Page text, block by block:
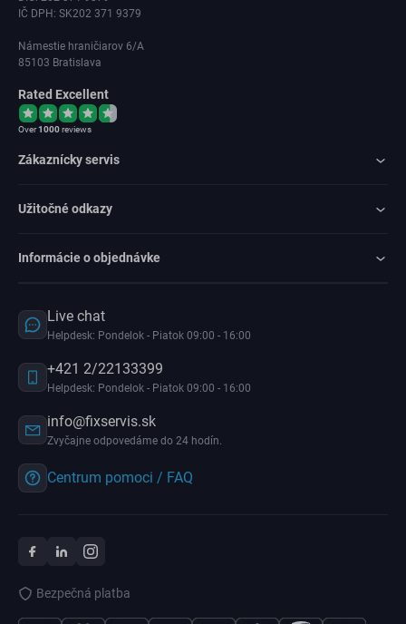
IČ DPH: SK202 371 9379
Námestie hraničiarov 6/A
85103 Bratislava
Rated Excellent
Over1000reviews
Zákaznícky servis
Užitočné odkazy
Informácie o objednávke
Live chat
Helpdesk: Pondelok - Piatok 09:00 - 16:00
+421 2/22133399
Helpdesk: Pondelok - Piatok 09:00 - 16:00
info@fixservis.sk
Zvyčajne odpovedáme do 24 hodín.
Centrum pomoci / FAQ
Bezpečná platba